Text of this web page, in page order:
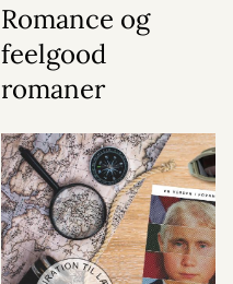
juni 2026
Romance og
feelgood
romaner